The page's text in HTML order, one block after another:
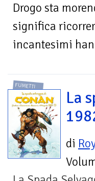
Drogo sta
significa
incantesimi
FUMETTI
La
di